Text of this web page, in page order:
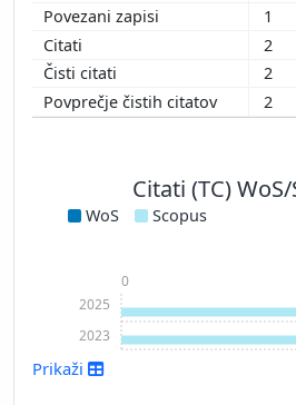
1
2
2
2
Citati (TC)
WoS Scopus
2023
2025
0
Prikaži